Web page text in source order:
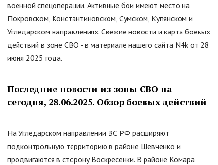
военной спецоперации. Активные бои имеют место на
Покровском, Константиновском, Сумском, Купянском и
Угледарском направлениях. Свежие новости и карта боевых
действий в зоне СВО - в материале нашего сайта N4k от 28
июня 2025 года.
Последние новости из зоны СВО на
сегодня, 28.06.2025. Обзор боевых действий
На Угледарском направлении ВС РФ расширяют
подконтрольную территорию в районе Шевченко и
продвигаются в сторону Воскресенки. В районе Комара